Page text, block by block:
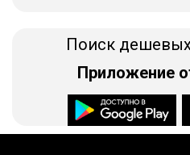
Поиск
Приложение